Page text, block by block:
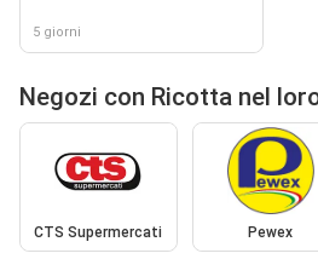
5 giorni
Negozi con Ricotta nel
CTS Supermercati Pewex